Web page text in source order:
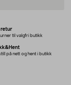
retur
til valgfri butikk
på nett og hent i butikk